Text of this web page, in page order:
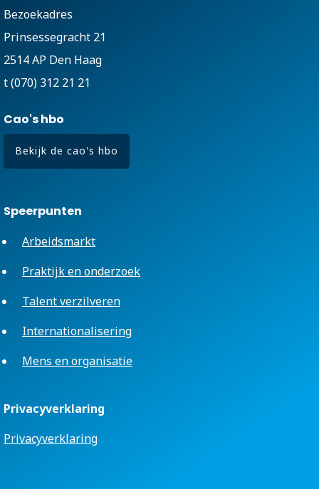
Bezoekadres
Prinsessegracht 21
2514 AP Den Haag
t (070) 312 21 21
Cao's hbo
Bekijk de cao's hbo
Speerpunten
Arbeidsmarkt
Praktijk en onderzoek
Talent verzilveren
Internationalisering
Mens en organisatie
Privacyverklaring
Privacyverklaring